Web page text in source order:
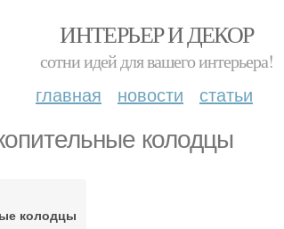
ИНТЕРЬЕР И ДЕКОР
сотни идей для вашего интерьера!
главная новости статьи
колодцы
колодцы